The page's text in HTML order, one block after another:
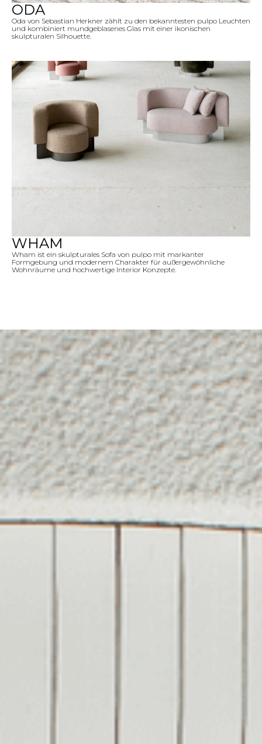
ODA
Oda von Sebastian Herkner zählt zu den bekanntesten pulpo Leuchten
und kombiniert mundgeblasenes Glas mit einer ikonischen
skulpturalen Silhouette.
WHAM
Wham ist ein skulpturales Sofa von pulpo mit markanter
Formgebung und modernem Charakter für außergewöhnliche
Wohnräume und hochwertige Interior Konzepte.